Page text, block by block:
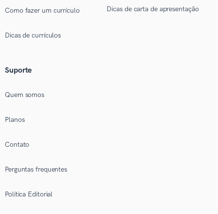
Como fazer um currículo
Dicas de currículos
Dicas de carta de apresentação
Suporte
Quem somos
Planos
Contato
Perguntas frequentes
Política Editorial